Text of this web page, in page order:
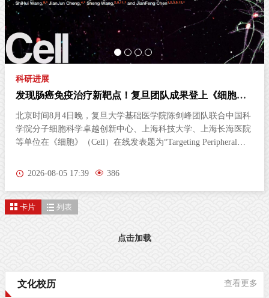
科研进展
发现肠癌免疫治疗新靶点！复旦团队成果登上《细胞》
杂志
北京时间8月4日晚，复旦大学基础医学院陈剑峰团队联合中国科
学院分子细胞科学卓越创新中心、上海科技大学、上海长海医院
等单位在《细胞》（Cell）在线发表题为“Targeting Peripheral
向外周5-HT2AR增强结直肠癌抗肿瘤免疫）”的研究论文。这项
5-HT2AR，能够开启肠道神经与免疫细胞之间的“神秘对话”，唤
升结直肠癌的治疗效果。该发现为结直肠癌的临床治疗提供了新
疫检查点抑制剂在肿瘤治疗方面表现突出。然而，85%以上的
CRC病人属于微卫星稳定型（MSS）“冷肿瘤”，其肿瘤微环境中
2026-08-05 17:39 386
卡片 列表
点击加载
文化校历 查看更多